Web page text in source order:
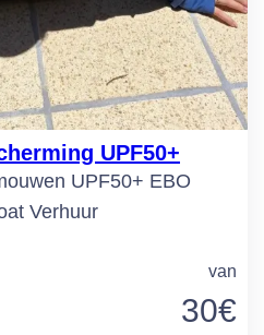
UPF50+
UPF50+ EBO
Verhuur
van
30€